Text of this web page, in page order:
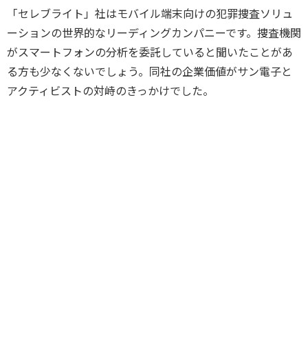
「セレブライト」社はモバイル端末向けの犯罪捜査ソリュ
ーションの世界的なリーディングカンパニーです。捜査機関
がスマートフォンの分析を委託していると聞いたことがあ
る方も少なくないでしょう。同社の企業価値がサン電子と
アクティビストの対峙のきっかけでした。